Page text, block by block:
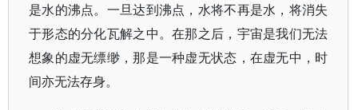
是水的沸点。一旦达到沸点，水将不再是水，将消失
于形态的分化瓦解之中。在那之后，宇宙是我们无法
想象的虚无缥缈，那是一种虚无状态，在虚无中，时
间亦无法存身。